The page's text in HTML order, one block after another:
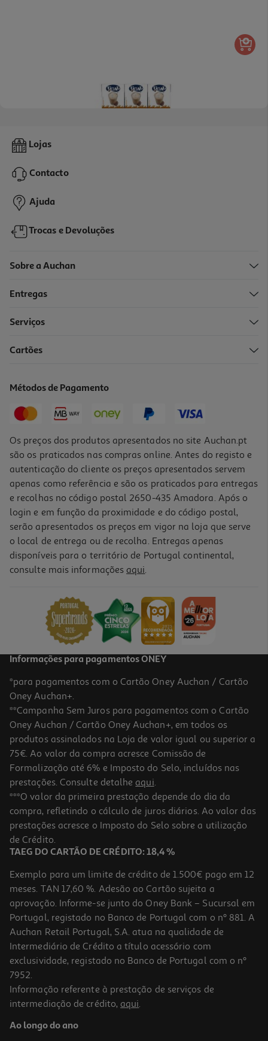
Galão Ucal Leite Com Café 3x200ml
2,45 €
Galão Ucal Escuro 220ml
Leite C/chocolate Ucal Ucalito 3x200ml
Indisponível online
Leite Mimosa Baunilha 4x200ml
2.49 €/Lt
Lojas
Contacto
Ajuda
Trocas e Devoluções
Sobre a Auchan
Entregas
Serviços
Cartões
Métodos de Pagamento
Os preços dos produtos apresentados no site Auchan.pt
são os praticados nas compras online. Antes do registo e
autenticação do cliente os preços apresentados servem
apenas como referência e são os praticados para entregas
e recolhas no código postal 2650-435 Amadora. Após o
login e em função da proximidade e do código postal,
serão apresentados os preços em vigor na loja que serve
o local de entrega ou de recolha. Entregas apenas
disponíveis para o território de Portugal continental,
consulte mais informações aqui.
Informações para pagamentos ONEY
*para pagamentos com o Cartão Oney Auchan / Cartão
Oney Auchan+.
**Campanha Sem Juros para pagamentos com o Cartão
Oney Auchan / Cartão Oney Auchan+, em todos os
produtos assinalados na Loja de valor igual ou superior a
75€. Ao valor da compra acresce Comissão de
Formalização até 6% e Imposto do Selo, incluídos nas
prestações. Consulte detalhe aqui.
***O valor da primeira prestação depende do dia da
compra, refletindo o cálculo de juros diários. Ao valor das
prestações acresce o Imposto do Selo sobre a utilização
de Crédito.
TAEG DO CARTÃO DE CRÉDITO: 18,4 %
Exemplo para um limite de crédito de 1.500€ pago em 12
meses. TAN 17,60 %. Adesão ao Cartão sujeita a
aprovação. Informe-se junto do Oney Bank – Sucursal em
Portugal, registado no Banco de Portugal com o nº 881. A
Auchan Retail Portugal, S.A. atua na qualidade de
Intermediário de Crédito a título acessório com
exclusividade, registado no Banco de Portugal com o nº
7952.
Informação referente à prestação de serviços de
intermediação de crédito, aqui.
Ao longo do ano